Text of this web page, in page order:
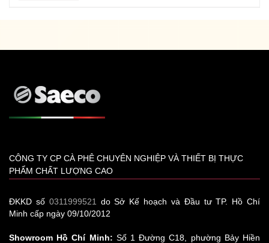
CÔNG TY CP CÀ PHÊ CHUYÊN NGHIỆP VÀ THIẾT BỊ THỰC
PHẨM CHẤT LƯỢNG CAO
ĐKKD số 0311999521
do Sở Kế hoạch và Đầu tư TP. Hồ Chí
Minh cấp ngày 09/10/2012
Showroom Hồ Chí Minh: Số 1 Đường C18, phường Bảy Hiền